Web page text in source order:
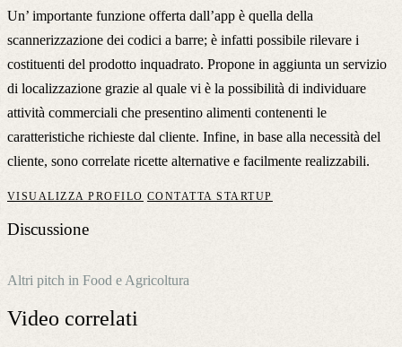
Un’ importante funzione offerta dall’app è quella della
scannerizzazione dei codici a barre; è infatti possibile rilevare i
costituenti del prodotto inquadrato. Propone in aggiunta un servizio
di localizzazione grazie al quale vi è la possibilità di individuare
attività commerciali che presentino alimenti contenenti le
caratteristiche richieste dal cliente. Infine, in base alla necessità del
cliente, sono correlate ricette alternative e facilmente realizzabili.
VISUALIZZA PROFILO CONTATTA STARTUP
Discussione
Altri pitch in Food e Agricoltura
Video correlati